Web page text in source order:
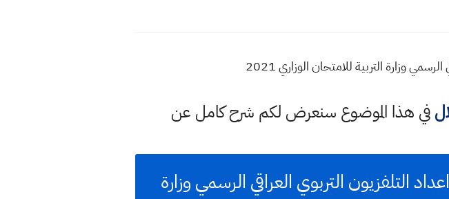
وزارة التربية للامتحان الوزاري 2021
في هذا الموضوع سنعرض لكم شرح كامل عن
التربوي العراقي الرسمي وزارة